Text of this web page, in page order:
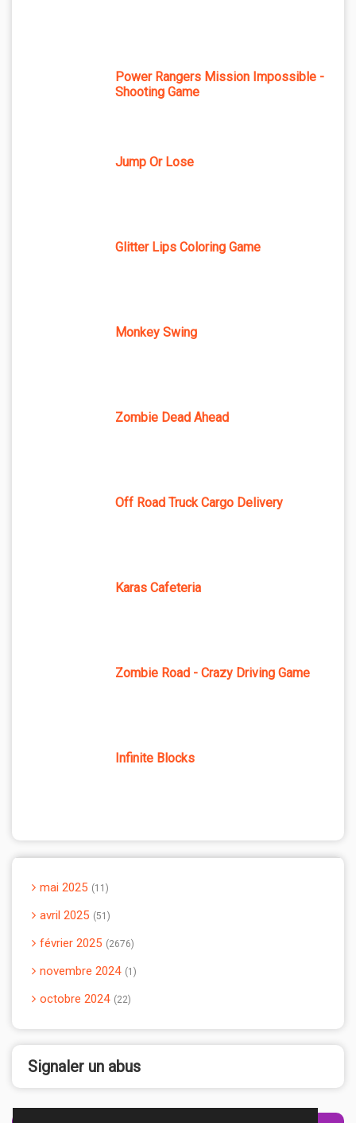
Power Rangers Mission Impossible -
Shooting Game
Jump Or Lose
Glitter Lips Coloring Game
Monkey Swing
Zombie Dead Ahead
Off Road Truck Cargo Delivery
Karas Cafeteria
Zombie Road - Crazy Driving Game
Infinite Blocks
mai 2025 11
avril 2025 51
février 2025 2676
novembre 2024 1
octobre 2024 22
Signaler un abus